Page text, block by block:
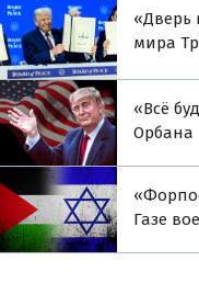
«Дверь
мира
«Всё
Орбана
Газе